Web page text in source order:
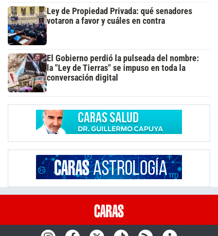
Ley de Propiedad Privada: qué senadores
votaron a favor y cuáles en contra
El Gobierno perdió la pulseada del nombre:
la "Ley de Tierras" se impuso en toda la
conversación digital